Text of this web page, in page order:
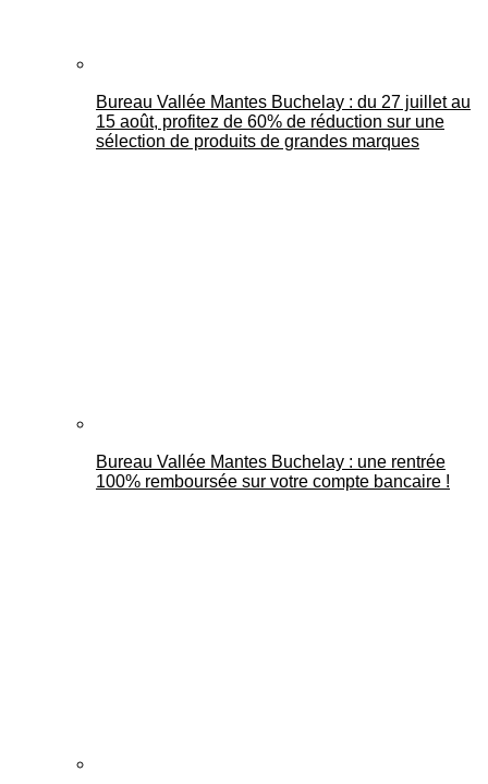
Bureau Vallée Mantes Buchelay : du 27 juillet au
15 août, profitez de 60% de réduction sur une
sélection de produits de grandes marques
Bureau Vallée Mantes Buchelay : une rentrée
100% remboursée sur votre compte bancaire !